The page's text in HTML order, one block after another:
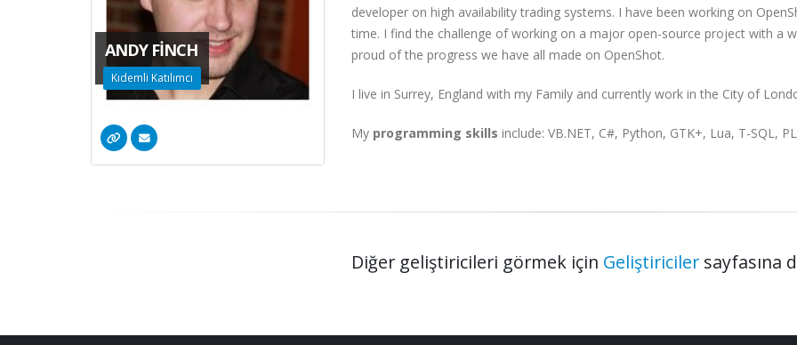
ANDY FINCH
Kıdemli Katılımcı
developer on high availability trading systems. I have been working on
time. I find the challenge of working on a major open-source project with a
proud of the progress we have all made on OpenShot.
I live in Surrey, England with my Family and currently work in the City of
My programming skills include: VB.NET, C#, Python, GTK+, Lua, T-SQL,
Diğer geliştiricileri görmek için Geliştiriciler sayfasına